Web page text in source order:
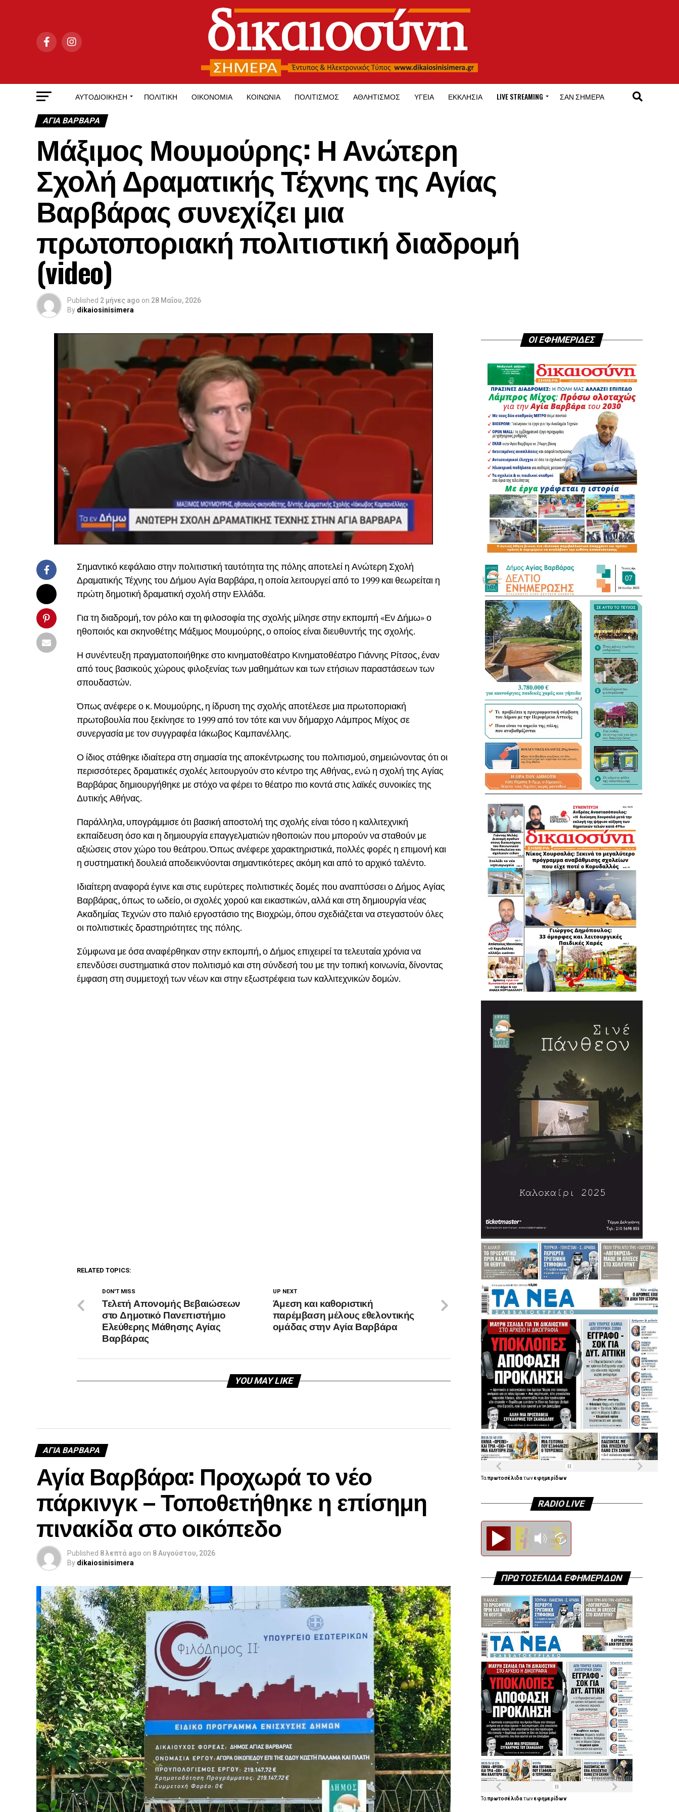
ΑΥΤΟΔΙΟΊΚΗΣΗ ΠΟΛΙΤΙΚΉ ΟΙΚΟΝΟΜΊΑ ΚΟΙΝΩΝΊΑ ΠΟΛΙΤΙΣΜΌΣ ΑΘΛΗΤΙΣΜΌΣ ΥΓΕΊΑ ΕΚΚΛΗΣΊΑ LIVE STREAMING ΣΑΝ ΣΉΜΕΡΑ
ΑΓΙΑ ΒΑΡΒΑΡΑ
Μάξιμος Μουμούρης: Η Ανώτερη
Σχολή Δραματικής Τέχνης της Αγίας
Βαρβάρας συνεχίζει μια
πρωτοποριακή πολιτιστική διαδρομή
(video)
Published 2 μήνες ago on 28 Μαΐου, 2026
By dikaiosinisimera
Σημαντικό κεφάλαιο στην πολιτιστική ταυτότητα της πόλης αποτελεί η Ανώτερη Σχολή
Δραματικής Τέχνης του Δήμου Αγία Βαρβάρα, η οποία λειτουργεί από το 1999 και θεωρείται η
πρώτη δημοτική δραματική σχολή στην Ελλάδα.
Για τη διαδρομή, τον ρόλο και τη φιλοσοφία της σχολής μίλησε στην εκπομπή «Εν Δήμω» ο
ηθοποιός και σκηνοθέτης Μάξιμος Μουμούρης, ο οποίος είναι διευθυντής της σχολής.
Η συνέντευξη πραγματοποιήθηκε στο κινηματοθέατρο Κινηματοθέατρο Γιάννης Ρίτσος, έναν
από τους βασικούς χώρους φιλοξενίας των μαθημάτων και των ετήσιων παραστάσεων των
σπουδαστών.
Όπως ανέφερε ο κ. Μουμούρης, η ίδρυση της σχολής αποτέλεσε μια πρωτοποριακή
πρωτοβουλία που ξεκίνησε το 1999 από τον τότε και νυν δήμαρχοΛάμπρος Μίχος σε
συνεργασία με τον συγγραφέα Ιάκωβος Καμπανέλλης.
Ο ίδιος στάθηκε ιδιαίτερα στη σημασία της αποκέντρωσης του πολιτισμού, σημειώνοντας ότι οι
περισσότερες δραματικές σχολές λειτουργούν στο κέντρο της Αθήνας, ενώ η σχολή της Αγίας
Βαρβάρας δημιουργήθηκε με στόχο να φέρει το θέατρο πιο κοντά στις λαϊκές συνοικίες της
Δυτικής Αθήνας.
Παράλληλα, υπογράμμισε ότι βασική αποστολή της σχολής είναι τόσο η καλλιτεχνική
εκπαίδευση όσο και η δημιουργία επαγγελματιών ηθοποιών που μπορούν να σταθούν με
αξιώσεις στον χώρο του θεάτρου. Όπως ανέφερε χαρακτηριστικά, πολλές φορές η επιμονή και
η συστηματική δουλειά αποδεικνύονται σημαντικότερες ακόμη και από το αρχικό ταλέντο.
Ιδιαίτερη αναφορά έγινε και στις ευρύτερες πολιτιστικές δομές που αναπτύσσει ο Δήμος Αγίας
Βαρβάρας, όπως το ωδείο, οι σχολές χορού και εικαστικών, αλλά και στη δημιουργία νέας
Ακαδημίας Τεχνών στο παλιό εργοστάσιο της Βιοχρώμ, όπου σχεδιάζεται να στεγαστούν όλες
οι πολιτιστικές δραστηριότητες της πόλης.
Σύμφωνα με όσα αναφέρθηκαν στην εκπομπή, ο Δήμος επιχειρεί τα τελευταία χρόνια να
επενδύσει συστηματικά στον πολιτισμό και στη σύνδεσή του με την τοπική κοινωνία, δίνοντας
έμφαση στη συμμετοχή των νέων και στην εξωστρέφεια των καλλιτεχνικών δομών.
RELATED TOPICS:
UP NEXT
Άμεση και καθοριστική
παρέμβαση μέλους εθελοντικής
ομάδας στην Αγία Βαρβάρα
DON'T MISS
Τελετή Απονομής Βεβαιώσεων
στο Δημοτικό Πανεπιστήμιο
Ελεύθερης Μάθησης Αγίας
Βαρβάρας
YOU MAY LIKE
ΑΓΙΑ ΒΑΡΒΑΡΑ
Αγία Βαρβάρα: Προχωρά το νέο
πάρκινγκ – Τοποθετήθηκε η επίσημη
πινακίδα στο οικόπεδο
Published 8 λεπτά ago on 8 Αυγούστου, 2026
By dikaiosinisimera
ΟΙ ΕΦΗΜΕΡΙΔΕΣ
Ταπρωτοσέλιδατωνεφημερίδων
RADIO LIVE
ΠΡΩΤΟΣΕΛΙΔΑ ΕΦΗΜΕΡΙΔΩΝ
Ταπρωτοσέλιδατωνεφημερίδων